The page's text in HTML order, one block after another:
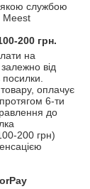
якою службою
Meest
200 грн.
на
від
посилки.
оплачує
6-ти
до
200 грн)